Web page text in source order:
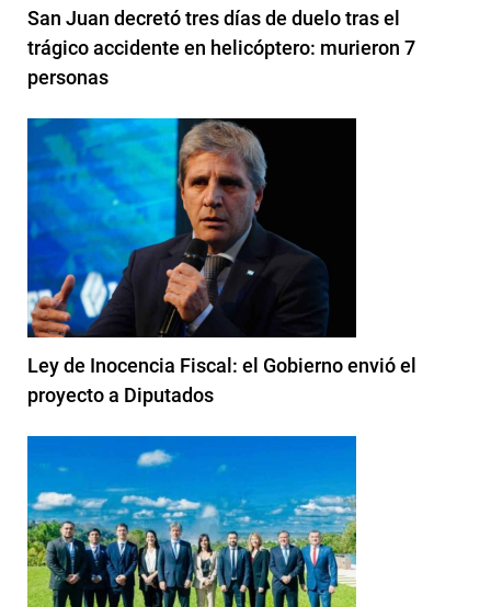
San Juan decretó tres días de duelo tras el
trágico accidente en helicóptero: murieron 7
personas
Ley de Inocencia Fiscal: el Gobierno envió el
proyecto a Diputados